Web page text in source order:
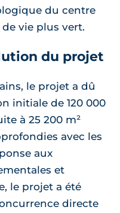
du centre
vie plus vert.
du projet
le projet a dû
initiale de 120 000
à 25 200 m²
avec les
aux
et
le projet a été
directe